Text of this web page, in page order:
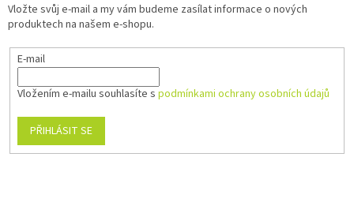
Vložte svůj e-mail a my vám budeme zasílat informace o nových
produktech na našem e-shopu.
E-mail
Vložením e-mailu souhlasíte s podmínkami ochrany osobních údajů
PŘIHLÁSIT SE